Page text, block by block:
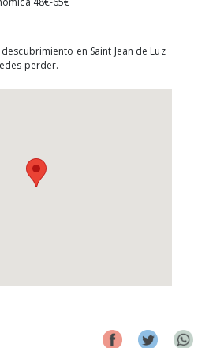
en Saint Jean de Luz
perder.